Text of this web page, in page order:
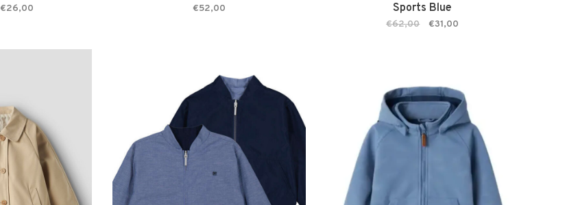
€26,00 €52,00
Sports Blue
€62,00 €31,00